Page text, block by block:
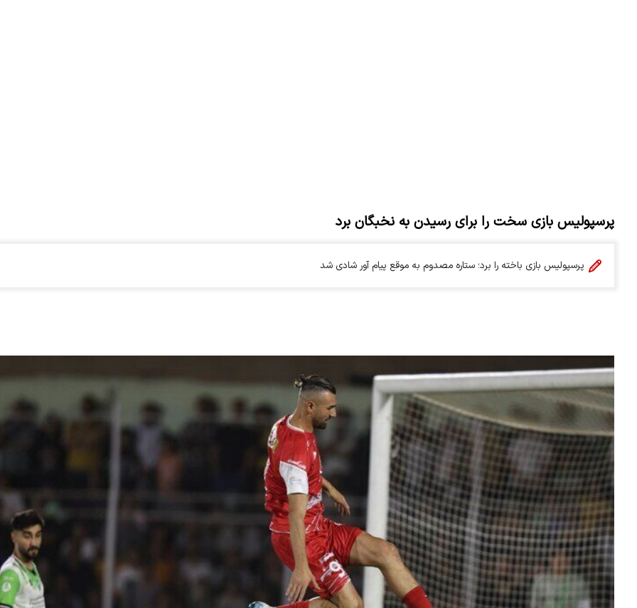
پرسپولیس بازی سخت را برای رسیدن به نخبگان برد
پرسپولیس بازی باخته را برد؛ ستاره مصدوم به موقع پیام آور شادی شد